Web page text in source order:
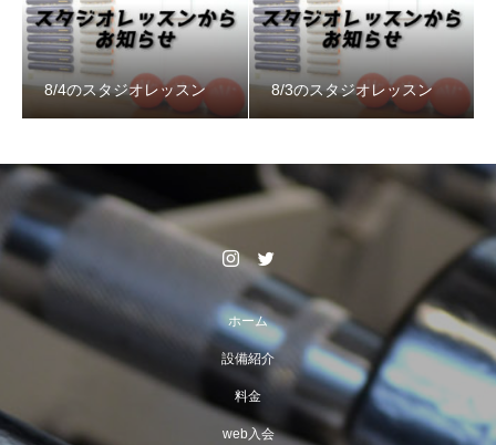
8/4のスタジオレッスン 8/3のスタジオレッスン
ホーム
設備紹介
料金
web入会